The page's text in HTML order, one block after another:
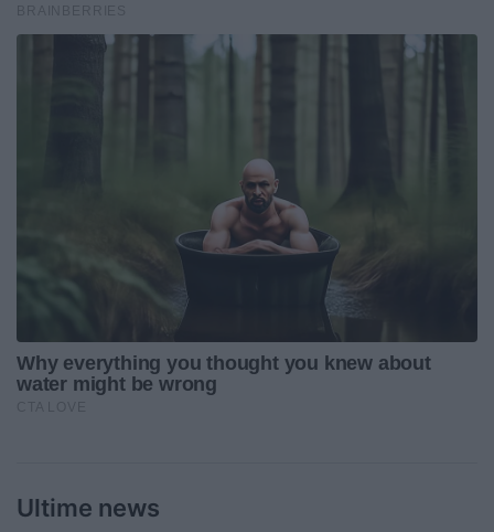
Ultime news